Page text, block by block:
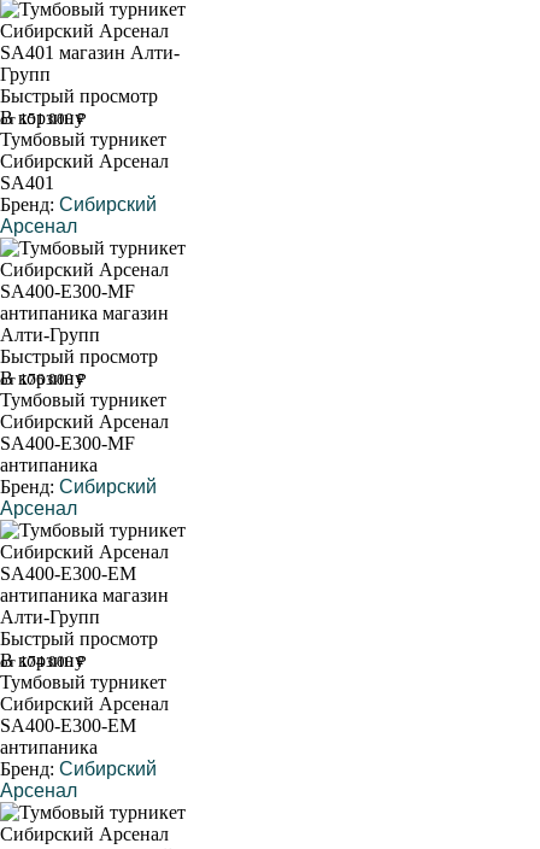
Быстрый просмотр
В корзину
от 151 000 ₽
Тумбовый турникет
Сибирский Арсенал
SA401
Бренд: Сибирский
Арсенал
Быстрый просмотр
В корзину
от 176 000 ₽
Тумбовый турникет
Сибирский Арсенал
SA400-Е300-MF
антипаника
Бренд: Сибирский
Арсенал
Быстрый просмотр
В корзину
от 174 000 ₽
Тумбовый турникет
Сибирский Арсенал
SA400-Е300-EM
антипаника
Бренд: Сибирский
Арсенал